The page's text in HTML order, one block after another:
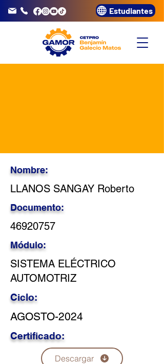
3320072 Estudiantes
Nombre:
LLANOS SANGAY Roberto
Documento:
46920757
Módulo:
SISTEMA ELÉCTRICO
AUTOMOTRIZ
Ciclo:
AGOSTO-2024
Certificado:
Descargar